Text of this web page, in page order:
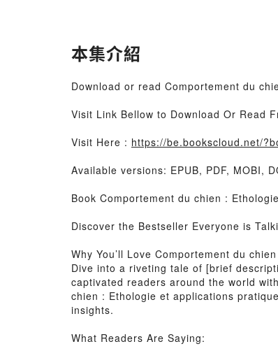
本集介紹
Download or read Comportement du
Visit Link Bellow to Download Or Read
Visit Here : https://be.bookscloud.net/
Available versions: EPUB, PDF, MOBI,
Book Comportement du chien :
Discover the Bestseller Everyone is
Why You’ll Love Comportement du
Dive into a riveting tale of [brief
captivated readers around the world
chien : Ethologie et applications
insights.
What Readers Are Saying: